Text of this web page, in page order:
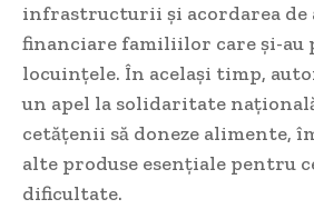
infrastructurii și acordarea de
financiare familiilor care și-au
locuințele. În același timp,
un apel la solidaritate
cetățenii să doneze alimente,
alte produse esențiale pentru
dificultate.